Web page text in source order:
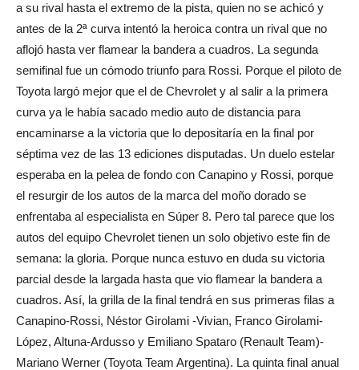
a su rival hasta el extremo de la pista, quien no se achicó y
antes de la 2ª curva intentó la heroica contra un rival que no
aflojó hasta ver flamear la bandera a cuadros. La segunda
semifinal fue un cómodo triunfo para Rossi. Porque el piloto de
Toyota largó mejor que el de Chevrolet y al salir a la primera
curva ya le había sacado medio auto de distancia para
encaminarse a la victoria que lo depositaría en la final por
séptima vez de las 13 ediciones disputadas. Un duelo estelar
esperaba en la pelea de fondo con Canapino y Rossi, porque
el resurgir de los autos de la marca del moño dorado se
enfrentaba al especialista en Súper 8. Pero tal parece que los
autos del equipo Chevrolet tienen un solo objetivo este fin de
semana: la gloria. Porque nunca estuvo en duda su victoria
parcial desde la largada hasta que vio flamear la bandera a
cuadros. Así, la grilla de la final tendrá en sus primeras filas a
Canapino-Rossi, Néstor Girolami -Vivian, Franco Girolami-
López, Altuna-Ardusso y Emiliano Spataro (Renault Team)-
Mariano Werner (Toyota Team Argentina). La quinta final anual